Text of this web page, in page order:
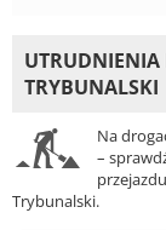
UTRUDNIENIA
TRYBUNALSKI
Na
–
Trybunalski.